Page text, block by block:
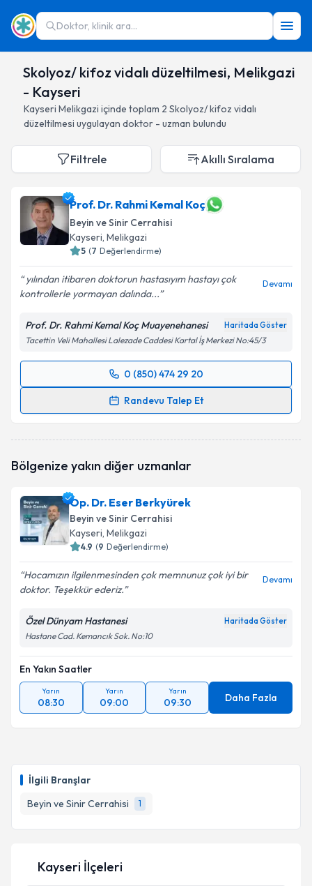
Doktor, klinik ara...
Skolyoz/ kifoz vidalı düzeltilmesi, Melikgazi
- Kayseri
Kayseri Melikgazi içinde toplam 2 Skolyoz/ kifoz vidalı
düzeltilmesi uygulayan doktor - uzman bulundu
İlgili Branşlar
Beyin ve Sinir Cerrahisi
1
Filtrele Akıllı Sıralama
Prof. Dr. Rahmi Kemal Koç
Beyin ve Sinir Cerrahisi
Kayseri, Melikgazi
5 (7 Değerlendirme)
yılından itibaren doktorun hastasıyım hastayı çok
kontrollerle yormayan dalında...
Devamı
Prof. Dr. Rahmi Kemal Koç Muayenehanesi Haritada Göster
Tacettin Veli Mahallesi Lalezade Caddesi Kartal İş Merkezi No:45/3
0 (850) 474 29 20
Randevu Talep Et
Randevu Takvimi Talebi
talebi oluşturun. Size bu uzmandan randevu almanız
bilgilendireceğiz.
E-posta Adresiniz
Kişisel verilerimin işlenmesine ilişkinAydınlatma
Metni'ni okudum ve kişisel verilerimin belirtilen
kapsamda işlenmesini kabul ediyorum.
Takvim Talebini Gönder
Bölgenize yakın diğer uzmanlar
Op. Dr. Eser Berkyürek
Beyin ve Sinir Cerrahisi
Kayseri, Melikgazi
4.9 (9 Değerlendirme)
Hocamızın ilgilenmesinden çok memnunuz çok iyi bir
doktor. Teşekkür ederiz.
Devamı
Özel Dünyam Hastanesi Haritada Göster
Hastane Cad. Kemancık Sok. No:10
En Yakın Saatler
Yarın
08:30
Yarın
09:00
Yarın
09:30 Daha Fazla
Kayseri İlçeleri